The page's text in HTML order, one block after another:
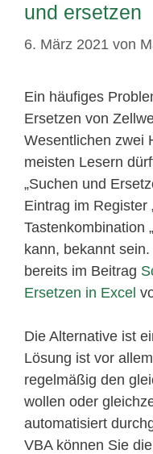
und ersetzen
6. März 2021 von
Ein häufiges
Ersetzen von
Wesentlichen zwei
meisten Lesern
„Suchen und
Eintrag im Register
Tastenkombination
kann, bekannt
bereits im Beitrag
Ersetzen in Excel
Die Alternative ist
Lösung ist vor
regelmäßig den
wollen oder
automatisiert
VBA können Sie